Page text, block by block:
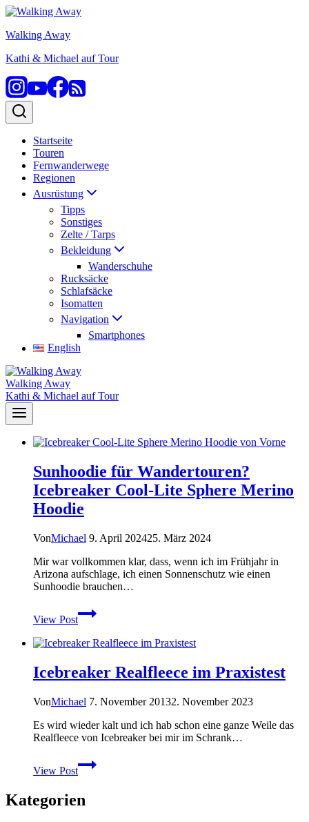
Zum
springen
Walking Away
Kathi & Michael auf Tour
Startseite
Touren
Fernwanderwege
Regionen
Ausrüstung
Tipps
Sonstiges
Zelte / Tarps
Bekleidung
Wanderschuhe
Rucksäcke
Schlafsäcke
Isomatten
Navigation
Smartphones
English
Walking Away
Kathi & Michael auf Tour
Sunhoodie für Wandertouren?
Icebreaker Cool-Lite Sphere Merino
Hoodie
VonMichael 9. April 202425. März 2024
Mir war vollkommen klar, dass, wenn ich im Frühjahr in
Arizona aufschlage, ich einen Sonnenschutz wie einen
Sunhoodie brauchen…
View Post
Sunhoodie
für
Icebreaker
Lite
Sphere
Merino
Hoodie
Icebreaker Realfleece im Praxistest
VonMichael 7. November 20132. November 2023
Es wird wieder kalt und ich hab schon eine ganze Weile das
Realfleece von Icebreaker bei mir im Schrank…
View Post
Icebreaker
Realfleece
Praxistest
Kategorien